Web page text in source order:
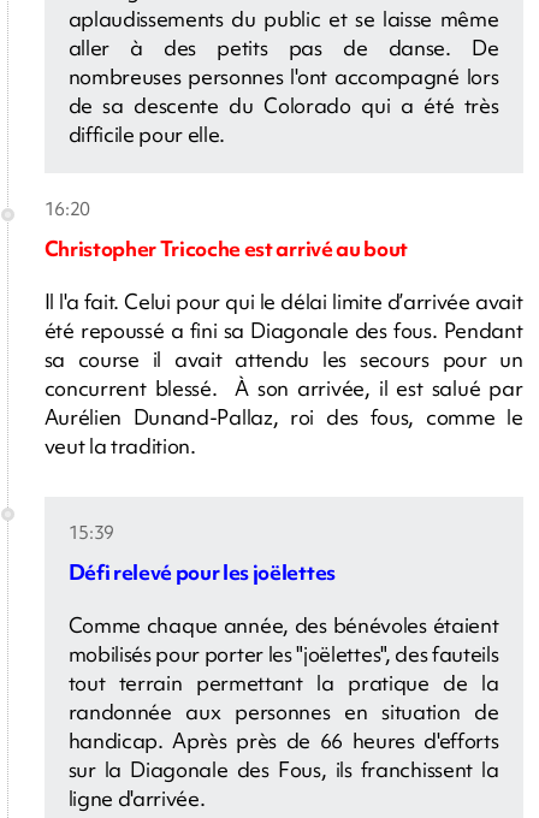
aplaudissements du public et se laisse même
aller à des petits pas de danse. De
nombreuses personnes l'ont accompagné lors
de sa descente du Colorado qui a été très
difficile pour elle.
16:20
Christopher Tricoche est arrivé au bout
Il l'a fait. Celui pour qui le délai limite d’arrivée avait
été repoussé a fini sa Diagonale des fous. Pendant
sa course il avait attendu les secours pour un
concurrent blessé. À son arrivée, il est salué par
Aurélien Dunand-Pallaz, roi des fous, comme le
veut la tradition.
15:39
Défi relevé pour les joëlettes
Comme chaque année, des bénévoles étaient
mobilisés pour porter les "joëlettes", des fauteils
tout terrain permettant la pratique de la
randonnée aux personnes en situation de
handicap. Après près de 66 heures d'efforts
sur la Diagonale des Fous, ils franchissent la
ligne d'arrivée.